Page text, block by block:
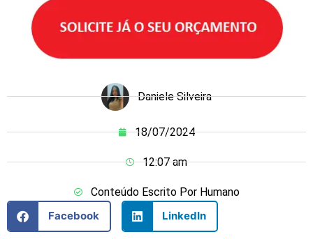
Daniele Silveira
18/07/2024
12:07 am
Conteúdo Escrito Por Humano
Facebook
LinkedIn